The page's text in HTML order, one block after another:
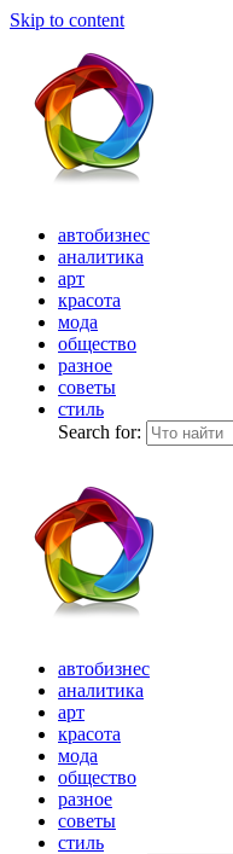
Skip to content
автобизнес
аналитика
арт
красота
мода
общество
разное
советы
стиль
Search for:
автобизнес
аналитика
арт
красота
мода
общество
разное
советы
стиль